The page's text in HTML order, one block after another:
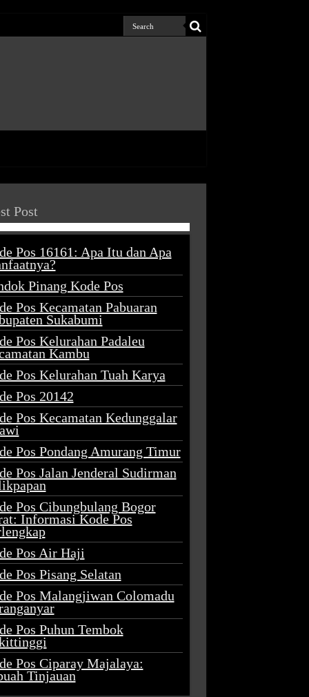
Post
Pos 16161: Apa Itu dan Apa
Pinang Kode Pos
Pos Kecamatan Pabuaran
Sukabumi
Pos Kelurahan Padaleu
Kambu
Pos Kelurahan Tuah Karya
Pos 20142
Pos Kecamatan Kedunggalar
Pos Pondang Amurang Timur
Pos Jalan Jenderal Sudirman
Pos Cibungbulang Bogor
Informasi Kode Pos
Pos Air Haji
Pos Pisang Selatan
Pos Malangjiwan Colomadu
Pos Puhun Tembok
Pos Ciparay Majalaya:
Tinjauan